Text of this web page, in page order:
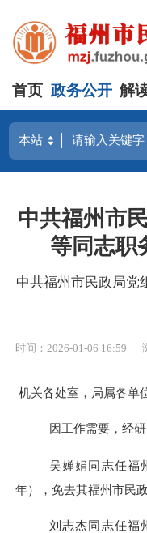
首页 政务公开 解
中共福州市
等同志职
中共福州市民政局党
时间：2026-01-06 16:59
机关各处室，局属各单
因工作需要，经研
吴婵娟同志任福
年），免去其福州市民
刘志杰同志任福